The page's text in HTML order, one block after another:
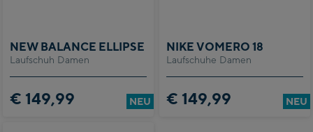
Laufschuh Damen
NEW BALANCE ELLIPSE
€ 149,99 NEU
Laufschuhe Damen
NIKE VOMERO 18
€ 149,99 NEU